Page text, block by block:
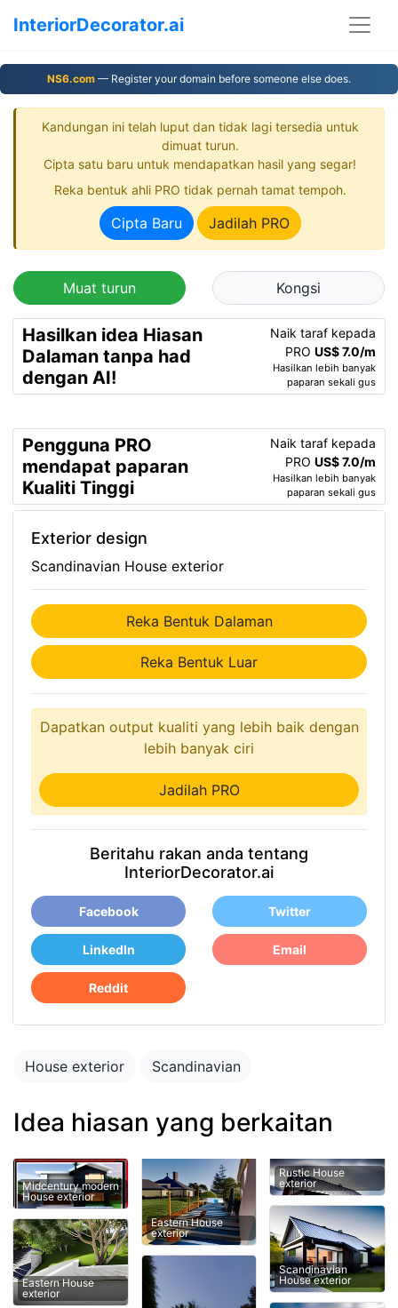
InteriorDecorator.ai
NS6.com — Register your domain before someone else does.
Kandungan ini telah luput dan tidak lagi tersedia untuk
dimuat turun.
Cipta satu baru untuk mendapatkan hasil yang segar!
Reka bentuk ahli PRO tidak pernah tamat tempoh.
Cipta Baru Jadilah PRO
Muat turun Kongsi
Hasilkan idea Hiasan
Dalaman tanpa had
dengan AI!
Naik taraf kepada
PRO US$ 7.0/m
Hasilkan lebih banyak
paparan sekali gus
Pengguna PRO
mendapat paparan
Kualiti Tinggi
Naik taraf kepada
PRO US$ 7.0/m
Hasilkan lebih banyak
paparan sekali gus
Exterior design
Scandinavian House exterior
Reka Bentuk Dalaman
Reka Bentuk Luar
Dapatkan output kualiti yang lebih baik dengan
lebih banyak ciri
Jadilah PRO
Beritahu rakan anda tentang
InteriorDecorator.ai
Facebook Twitter
LinkedIn Email
Reddit
House exterior Scandinavian
Idea hiasan yang berkaitan
Midcentury modern
House exterior
Eastern House
exterior
Eastern House
exterior
Rustic House
exterior
Scandinavian
House exterior